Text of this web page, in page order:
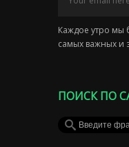
Каждое утро мы
самых важных и
ПОИСК ПО